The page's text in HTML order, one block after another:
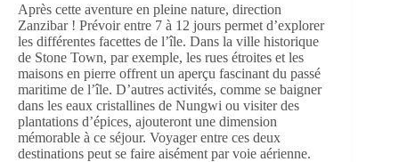
Après cette aventure en pleine nature, direction
Zanzibar ! Prévoir entre 7 à 12 jours permet d’explorer
les différentes facettes de l’île. Dans la ville historique
de Stone Town, par exemple, les rues étroites et les
maisons en pierre offrent un aperçu fascinant du passé
maritime de l’île. D’autres activités, comme se baigner
dans les eaux cristallines de Nungwi ou visiter des
plantations d’épices, ajouteront une dimension
mémorable à ce séjour. Voyager entre ces deux
destinations peut se faire aisément par voie aérienne.